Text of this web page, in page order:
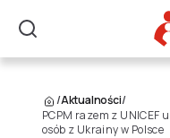
Szukaj
/Aktualności/
PCPM razem z
osób z Ukrainy w Polsce